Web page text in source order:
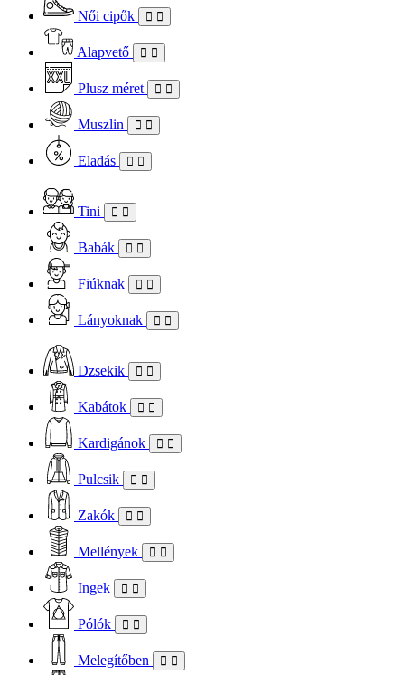
Női cipők
Alapvető
Plusz méret
Muszlin
Eladás
Tini
Babák
Fiúknak
Lányoknak
Dzsekik
Kabátok
Kardigánok
Pulcsik
Zakók
Mellények
Ingek
Pólók
Melegítőben